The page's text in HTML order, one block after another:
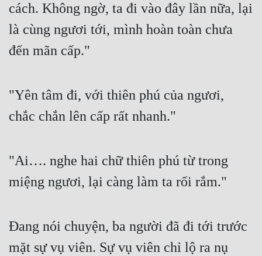
cách. Không ngờ, ta đi vào đây lần nữa, lại
là cùng ngươi tới, mình hoàn toàn chưa
đến mãn cấp."
"Yên tâm đi, với thiên phú của ngươi,
chắc chắn lên cấp rất nhanh."
"Ai…. nghe hai chữ thiên phú từ trong
miệng ngươi, lại càng làm ta rối rắm."
Đang nói chuyện, ba người đã đi tới trước
mặt sự vụ viên. Sự vụ viên chỉ lộ ra nụ